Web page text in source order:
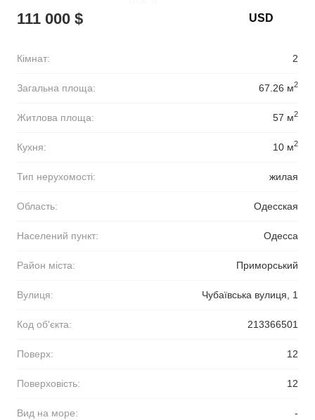
111 000 $
Кімнат: 2
Загальна площа: 67.26 м2
Житлова площа: 57 м2
Кухня: 10 м2
Тип нерухомості: жилая
Область: Одесская
Населений пункт: Одесса
Район міста: Приморський
Вулиця: Чубаївська вулиця, 1
Код об'єкта: 213366501
Поверх: 12
Поверховість: 12
Вид на море: -